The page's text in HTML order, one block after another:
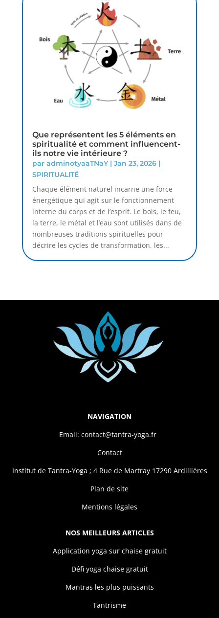
Que représentent les 5 éléments en
spiritualité et comment influencent-
ils notre vie intérieure ?
par adminotyaaTNaY| Jan 23, 2026|
SPIRITUALITÉ
Chaque élément naturel incarne une force
énergétique qui agit sur le fonctionnement
interne du corps et de l’esprit. Le bois, le feu,
la terre, le métal et l’eau sont utilisés dans de
nombreuses traditions spirituelles pour
décrire les cycles de transformation, les...
NAVIGATION
Email: contact@tantra-yoga.fr
Contact
Institut de Tantra-Yoga ; 4 Rue de Martray 17290 Ardillières
Plan de site
Mentions légales
NOS MEILLEURS ARTICLES
Application yoga sur chaise gratuit
Défi yoga chaise gratuit
Mantras les plus puissants
Tantrisme